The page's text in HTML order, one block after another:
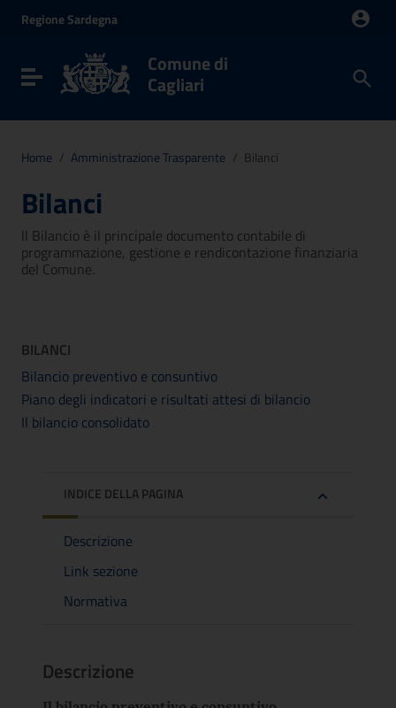
Vai al menu di navigazione
RegioneSardegna
Toggle navigation Comune di
Cagliari
Home / Amministrazione Trasparente / Bilanci
Bilanci
ll Bilancio è il principale documento contabile di
programmazione, gestione e rendicontazione finanziaria
del Comune.
BILANCI
Bilancio preventivo e consuntivo
Piano degli indicatori e risultati attesi di bilancio
Il bilancio consolidato
INDICE DELLA PAGINA
Descrizione
Link sezione
Normativa
Descrizione